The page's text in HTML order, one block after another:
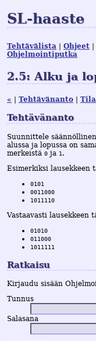
SL-haaste
Tehtävälista Ohjeet
Ohjelmointiputka
2.5: Alku ja
« Tehtävänanto
Tehtävänanto
Suunnittele
alussa ja lopussa on
merkeistä 0 ja 1 .
Esimerkiksi lausekkeen
0101
0011000
1011110
Vastaavasti lausekkeen
01010
011000
1011111
Ratkaisu
Kirjaudu sisään
Tunnus
Salasana